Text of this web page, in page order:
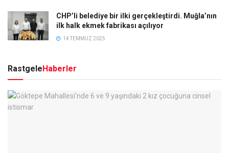
CHP’li belediye bir ilki gerçekleştirdi. Muğla’nın
ilk halk ekmek fabrikası açılıyor
14 TEMMUZ 2025
Rastgele Haberler